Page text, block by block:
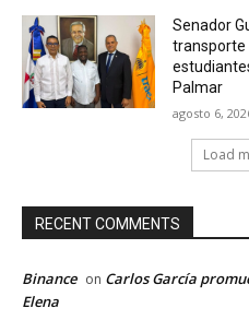
Senador
transporte
Palmar
agosto 6,
Load
RECENT COMMENTS
Binance on Carlos García
Elena